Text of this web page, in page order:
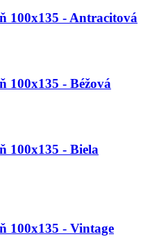
100x135 - Antracitová
100x135 - Béžová
100x135 - Biela
100x135 - Vintage